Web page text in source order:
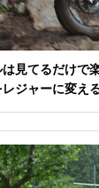
は見てるだけで
ジャーに変え